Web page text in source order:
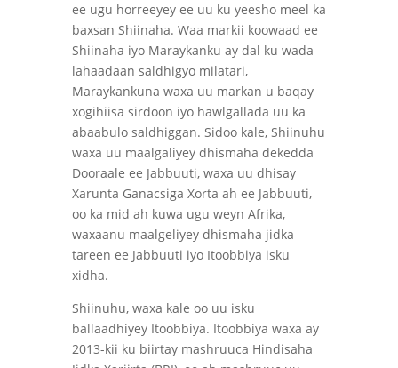
ee ugu horreeyey ee uu ku yeesho meel ka
baxsan Shiinaha. Waa markii koowaad ee
Shiinaha iyo Maraykanku ay dal ku wada
lahaadaan saldhigyo milatari,
Maraykankuna waxa uu markan u baqay
xogihiisa sirdoon iyo hawlgallada uu ka
abaabulo saldhiggan. Sidoo kale, Shiinuhu
waxa uu maalgaliyey dhismaha dekedda
Dooraale ee Jabbuuti, waxa uu dhisay
Xarunta Ganacsiga Xorta ah ee Jabbuuti,
oo ka mid ah kuwa ugu weyn Afrika,
waxaanu maalgeliyey dhismaha jidka
tareen ee Jabbuuti iyo Itoobbiya isku
xidha.
Shiinuhu, waxa kale oo uu isku
ballaadhiyey Itoobbiya. Itoobbiya waxa ay
2013-kii ku biirtay mashruuca Hindisaha